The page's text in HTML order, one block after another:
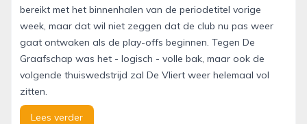
bereikt met het binnenhalen van de periodetitel vorige
week, maar dat wil niet zeggen dat de club nu pas weer
gaat ontwaken als de play-offs beginnen. Tegen De
Graafschap was het - logisch - volle bak, maar ook de
volgende thuiswedstrijd zal De Vliert weer helemaal vol
zitten.
Lees verder